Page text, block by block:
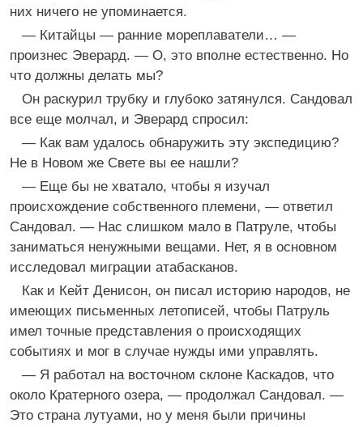
них ничего не упоминается.
— Китайцы — ранние мореплаватели… —
произнес Эверард. — О, это вполне естественно. Но
что должны делать мы?
Он раскурил трубку и глубоко затянулся. Сандовал
все еще молчал, и Эверард спросил:
— Как вам удалось обнаружить эту экспедицию?
Не в Новом же Свете вы ее нашли?
— Еще бы не хватало, чтобы я изучал
происхождение собственного племени, — ответил
Сандовал. — Нас слишком мало в Патруле, чтобы
заниматься ненужными вещами. Нет, я в основном
исследовал миграции атабасканов.
Как и Кейт Денисон, он писал историю народов, не
имеющих письменных летописей, чтобы Патруль
имел точные представления о происходящих
событиях и мог в случае нужды ими управлять.
— Я работал на восточном склоне Каскадов, что
около Кратерного озера, — продолжал Сандовал. —
Это страна лутуами, но у меня были причины